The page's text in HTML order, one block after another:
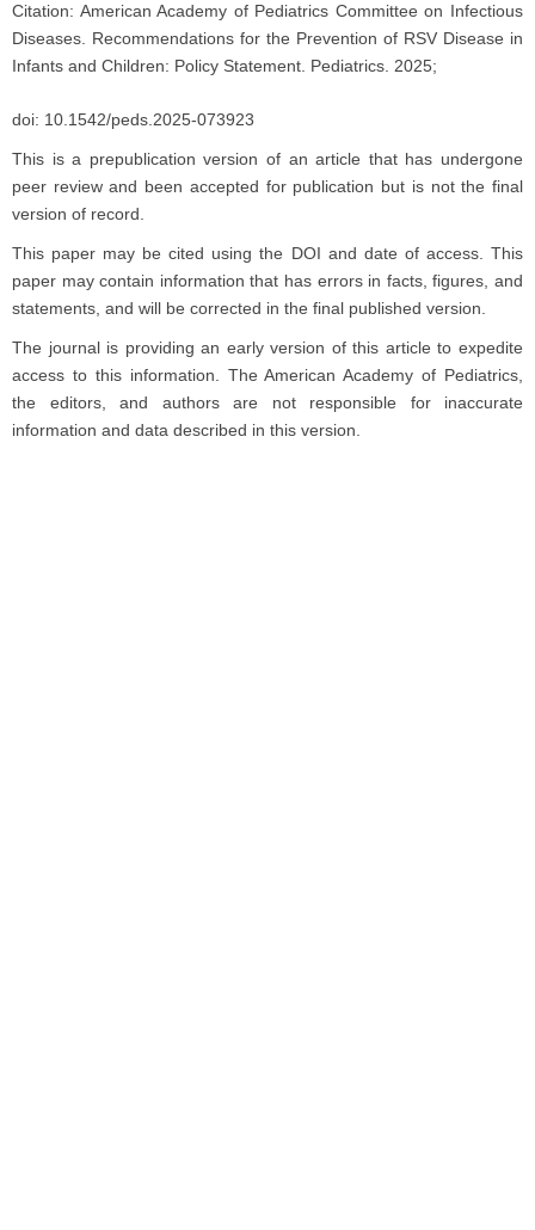
Citation: American Academy of Pediatrics Committee on Infectious
Diseases. Recommendations for the Prevention of RSV Disease in
Infants and Children: Policy Statement. Pediatrics. 2025;
doi: 10.1542/peds.2025-073923
This is a prepublication version of an article that has undergone
peer review and been accepted for publication but is not the final
version of record.
This paper may be cited using the DOI and date of access. This
paper may contain information that has errors in facts, figures, and
statements, and will be corrected in the final published version.
The journal is providing an early version of this article to expedite
access to this information. The American Academy of Pediatrics,
the editors, and authors are not responsible for inaccurate
information and data described in this version.